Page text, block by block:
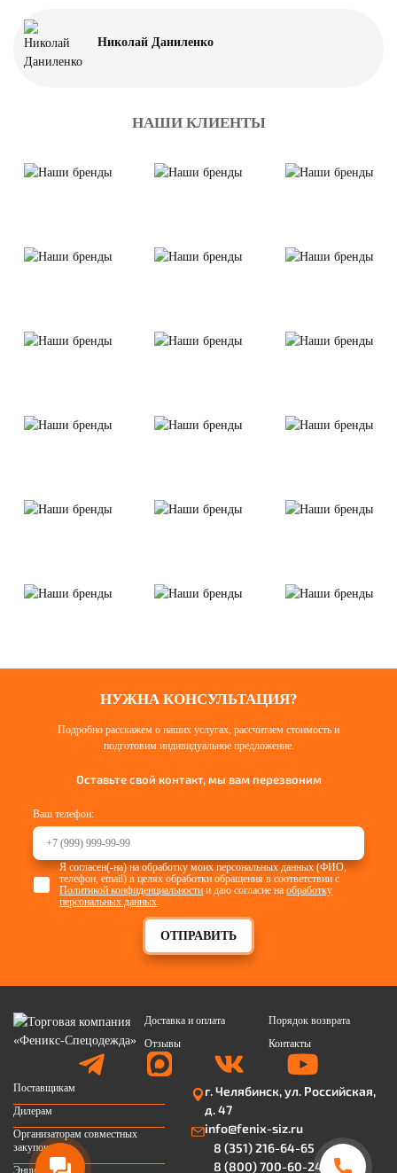
Николай Даниленко
НАШИ КЛИЕНТЫ
НУЖНА КОНСУЛЬТАЦИЯ?
Подробно расскажем о наших услугах, рассчитаем стоимость и
подготовим индивидуальное предложение.
Оставьте свой контакт, мы вам перезвоним
Ваш телефон:
ОТПРАВИТЬ
Я согласен(-на) на обработку моих персональных данных (ФИО,
телефон, email) в целях обработки обращения в соответствии с
Политикой конфиденциальности и даю согласие наобработку
персональных данных.
Доставка и оплата
Порядок возврата
Отзывы
Контакты
Поставщикам
Дилерам
Организаторам совместных
закупок
г. Челябинск, ул. Российская,
д. 47
info@fenix-siz.ru
8 (351) 216-64-65
8 (800) 700-60-24